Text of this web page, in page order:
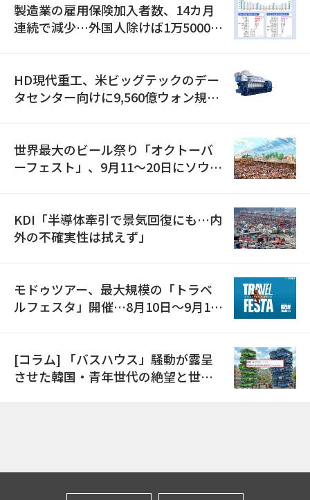
製造業の雇用保険加入者数、14カ月
連続で減少…外国人除けば1万5000人
HD現代重工、米ビッグテックのデー
タセンター向けに9,560億ウォン規模
世界最大のビール祭り「オクトーバ
ーフェスト」、9月11〜20日にソウル
KDI「半導体牽引で景気回復にも…内
外の不確実性は拭えず」
モドゥツアー、最大規模の「トラベ
ルフェスタ」開催…8月10日～9月11
[コラム] 「バスハウス」騒動が露呈
させた韓国・青年世代の絶望と世代